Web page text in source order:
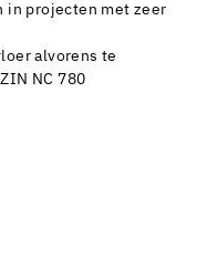
in projecten met zeer
alvorens te
NC 780